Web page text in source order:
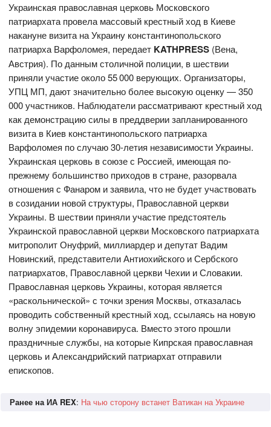
Украинская православная церковь Московского
патриархата провела массовый крестный ход в Киеве
накануне визита на Украину константинопольского
патриарха Варфоломея, передает KATHPRESS (Вена,
Австрия). По данным столичной полиции, в шествии
приняли участие около 55 000 верующих. Организаторы,
УПЦ МП, дают значительно более высокую оценку — 350
000 участников. Наблюдатели рассматривают крестный ход
как демонстрацию силы в преддверии запланированного
визита в Киев константинопольского патриарха
Варфоломея по случаю 30-летия независимости Украины.
Украинская церковь в союзе с Россией, имеющая по-
прежнему большинство приходов в стране, разорвала
отношения с Фанаром и заявила, что не будет участвовать
в созидании новой структуры, Православной церкви
Украины. В шествии приняли участие предстоятель
Украинской православной церкви Московского патриархата
митрополит Онуфрий, миллиардер и депутат Вадим
Новинский, представители Антиохийского и Сербского
патриархатов, Православной церкви Чехии и Словакии.
Православная церковь Украины, которая является
«раскольнической» с точки зрения Москвы, отказалась
проводить собственный крестный ход, ссылаясь на новую
волну эпидемии коронавируса. Вместо этого прошли
праздничные службы, на которые Кипрская православная
церковь и Александрийский патриархат отправили
епископов.
Ранее на ИА REX: На чью сторону встанет Ватикан на Украине